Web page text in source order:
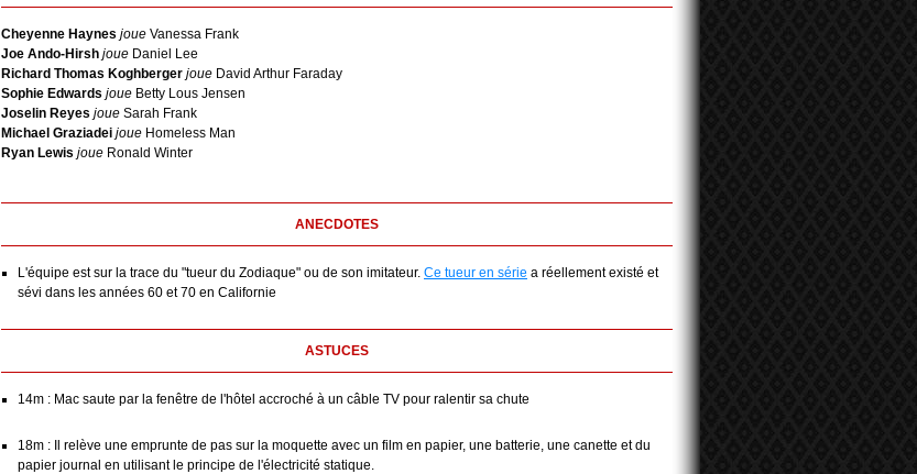
Cheyenne Haynes joue Vanessa Frank
Joe Ando-Hirsh joue Daniel Lee
Richard Thomas Koghberger joue David Arthur Faraday
Sophie Edwards joue Betty Lous Jensen
Joselin Reyes joue Sarah Frank
Michael Graziadei joue Homeless Man
Ryan Lewis joue Ronald Winter
ANECDOTES
L'équipe est sur la trace du "tueur du Zodiaque" ou de son imitateur. Ce tueur en série a réellement existé et
sévi dans les années 60 et 70 en Californie
ASTUCES
14m : Mac saute par la fenêtre de l'hôtel accroché à un câble TV pour ralentir sa chute
18m : Il relève une emprunte de pas sur la moquette avec un film en papier, une batterie, une canette et du
papier journal en utilisant le principe de l'électricité statique.